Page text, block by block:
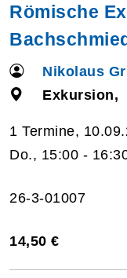
Römische
Nikolaus
Exkursion,
1 Termine,
Do., 15:00 -
26-3-01007
14,50 €